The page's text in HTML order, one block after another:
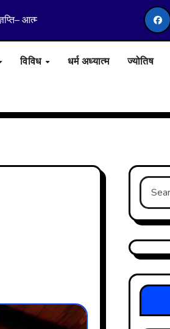
आत्माराम सनातन धर्म कॉलेज, दिल्ली
विविध धर्म अध्यात्म ज्योतिष
Search
for: